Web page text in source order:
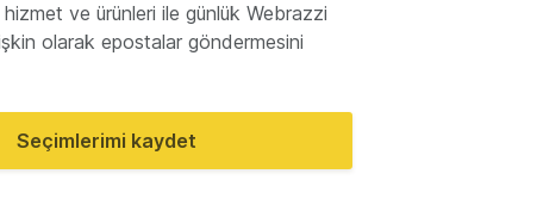
ve ürünleri ile günlük Webrazzi
olarak epostalar göndermesini
Seçimlerimi kaydet